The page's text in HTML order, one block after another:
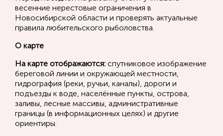
весенние нерестовые ограничения в
Новосибирской области и проверять актуальные
правила любительского рыболовства.
О карте
На карте отображаются: спутниковое изображение
береговой линии и окружающей местности,
гидрография (реки, ручьи, каналы), дороги и
подъезды к воде, населённые пункты, острова,
заливы, лесные массивы, административные
границы (в информационных целях) и другие
ориентиры.